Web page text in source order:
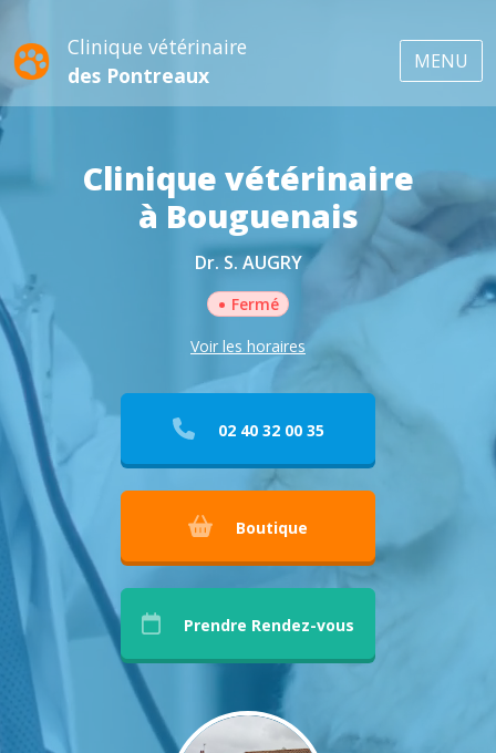
Clinique vétérinaire
des Pontreaux
MENU
Clinique vétérinaire
à Bouguenais
Dr. S. AUGRY
• Fermé
Voir les horaires
02 40 32 00 35
Boutique
Prendre Rendez-vous